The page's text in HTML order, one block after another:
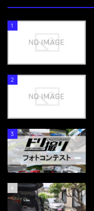
1
2
3
4